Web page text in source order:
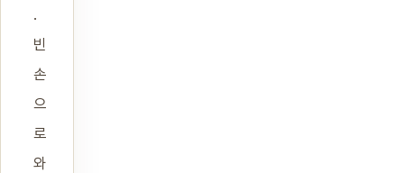
.
빈
손
으
로
와